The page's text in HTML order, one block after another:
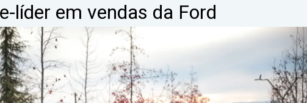
líder em vendas da Ford